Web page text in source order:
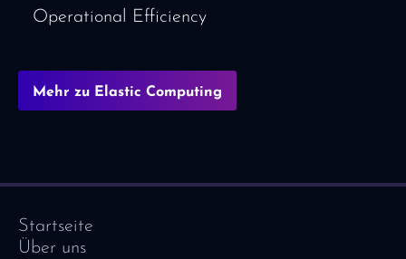
Operational Efficiency
Mehr zu Elastic Computing
Startseite
Über uns